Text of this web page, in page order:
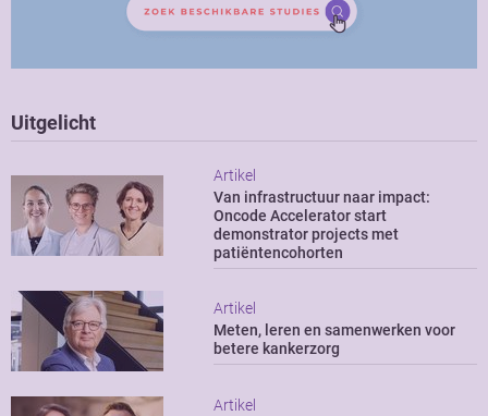
Uitgelicht
Artikel
Van infrastructuur naar impact:
Oncode Accelerator start
demonstrator projects met
patiëntencohorten
Artikel
Meten, leren en samenwerken voor
betere kankerzorg
Artikel